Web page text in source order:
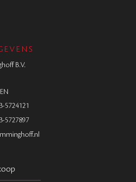
B.V.
5724121
5727897